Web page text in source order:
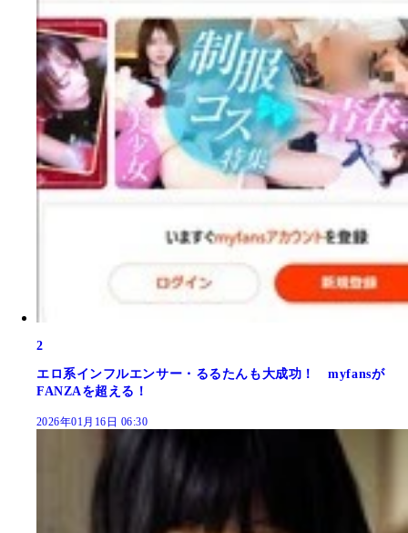
2
エロ系インフルエンサー・るるたんも大成功！ myfansが
FANZAを超える！
2026年01月16日 06:30